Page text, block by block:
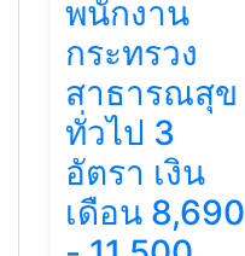
พนักงาน
กระทรวง
สาธารณสุข
ทั่วไป 3
อัตรา เงิน
เดือน 8,690